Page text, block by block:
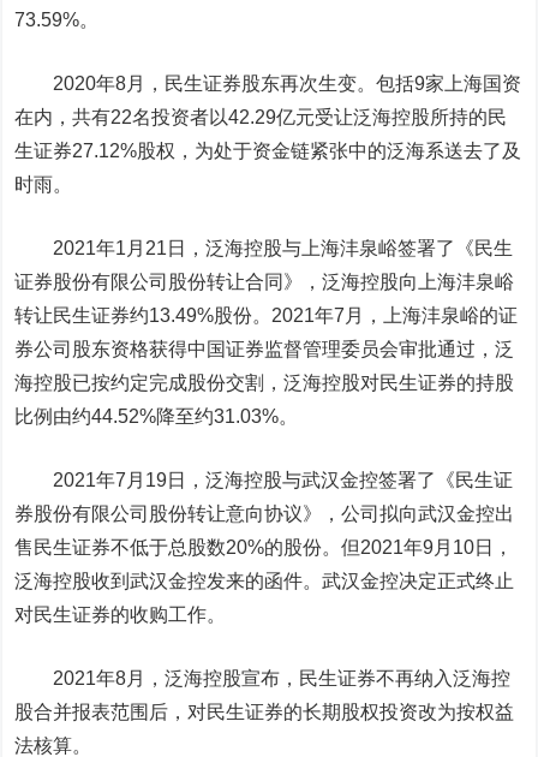
73.59%。
2020年8月，民生证券股东再次生变。包括9家上海国资
在内，共有22名投资者以42.29亿元受让泛海控股所持的民
生证券27.12%股权，为处于资金链紧张中的泛海系送去了及
时雨。
2021年1月21日，泛海控股与上海沣泉峪签署了《民生
证券股份有限公司股份转让合同》，泛海控股向上海沣泉峪
转让民生证券约13.49%股份。2021年7月，上海沣泉峪的证
券公司股东资格获得中国证券监督管理委员会审批通过，泛
海控股已按约定完成股份交割，泛海控股对民生证券的持股
比例由约44.52%降至约31.03%。
2021年7月19日，泛海控股与武汉金控签署了《民生证
券股份有限公司股份转让意向协议》，公司拟向武汉金控出
售民生证券不低于总股数20%的股份。但2021年9月10日，
泛海控股收到武汉金控发来的函件。武汉金控决定正式终止
对民生证券的收购工作。
2021年8月，泛海控股宣布，民生证券不再纳入泛海控
股合并报表范围后，对民生证券的长期股权投资改为按权益
法核算。